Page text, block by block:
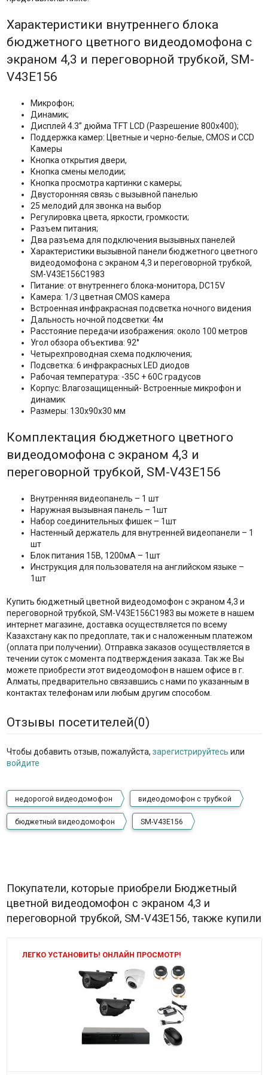
Характеристики внутреннего блока
бюджетного цветного видеодомофона с
экраном 4,3 и переговорной трубкой, SM-
V43E156
Микрофон;
Динамик;
Дисплей 4.3” дюйма TFT LCD (Разрешение 800х400);
Поддержка камер: Цветные и черно-белые, CMOS и CCD
Камеры
Кнопка открытия двери,
Кнопка смены мелодии;
Кнопка просмотра картинки с камеры;
Двусторонняя связь с вызывной панелью
25 мелодий для звонка на выбор
Регулировка цвета, яркости, громкости;
Разъем питания;
Два разъема для подключения вызывных панелей
Характеристики вызывной панели бюджетного цветного
видеодомофона с экраном 4,3 и переговорной трубкой,
SM-V43E156C1983
Питание: от внутреннего блока-монитора, DC15V
Камера: 1/3 цветная CMOS камера
Встроенная инфракрасная подсветка ночного видения
Дальность ночной подсветки: 4м
Расстояние передачи изображения: около 100 метров
Угол обзора объектива: 92°
Четырехпроводная схема подключения;
Подсветка: 6 инфракрасных LED диодов
Рабочая температура: -35C + 60C градусов
Корпус: Влагозащищенный- Встроенные микрофон и
динамик
Размеры: 130х90х30 мм
Комплектация бюджетного цветного
видеодомофона с экраном 4,3 и
переговорной трубкой, SM-V43E156
Внутренняя видеопанель – 1 шт
Наружная вызывная панель – 1шт
Набор соединительных фишек – 1шт
Настенный держатель для внутренней видеопанели – 1
шт
Блок питания 15В, 1200мА – 1шт
Инструкция для пользователя на английском языке –
1шт
Купить бюджетный цветной видеодомофон с экраном 4,3 и
переговорной трубкой, SM-V43E156C1983 вы можете в нашем
интернет магазине, доставка осуществляется по всему
Казахстану как по предоплате, так и с наложенным платежом
(оплата при получении). Отправка заказов осуществляется в
течении суток с момента подтверждения заказа. Так же Вы
можете приобрести этот видеодомофон в нашем офисе в г.
Алматы, предварительно связавшись с нами по указанным в
контактах телефонам или любым другим способом.
Отзывы посетителей(0)
Чтобы добавить отзыв, пожалуйста, зарегистрируйтесь или
войдите
недорогой видеодомофон видеодомофон с трубкой
бюджетный видеодомофон SM-V43E156
Покупатели, которые приобрели Бюджетный
цветной видеодомофон с экраном 4,3 и
переговорной трубкой, SM-V43E156, также купили
ЛЕГКО УСТАНОВИТЬ! ОНЛАЙН ПРОСМОТР!